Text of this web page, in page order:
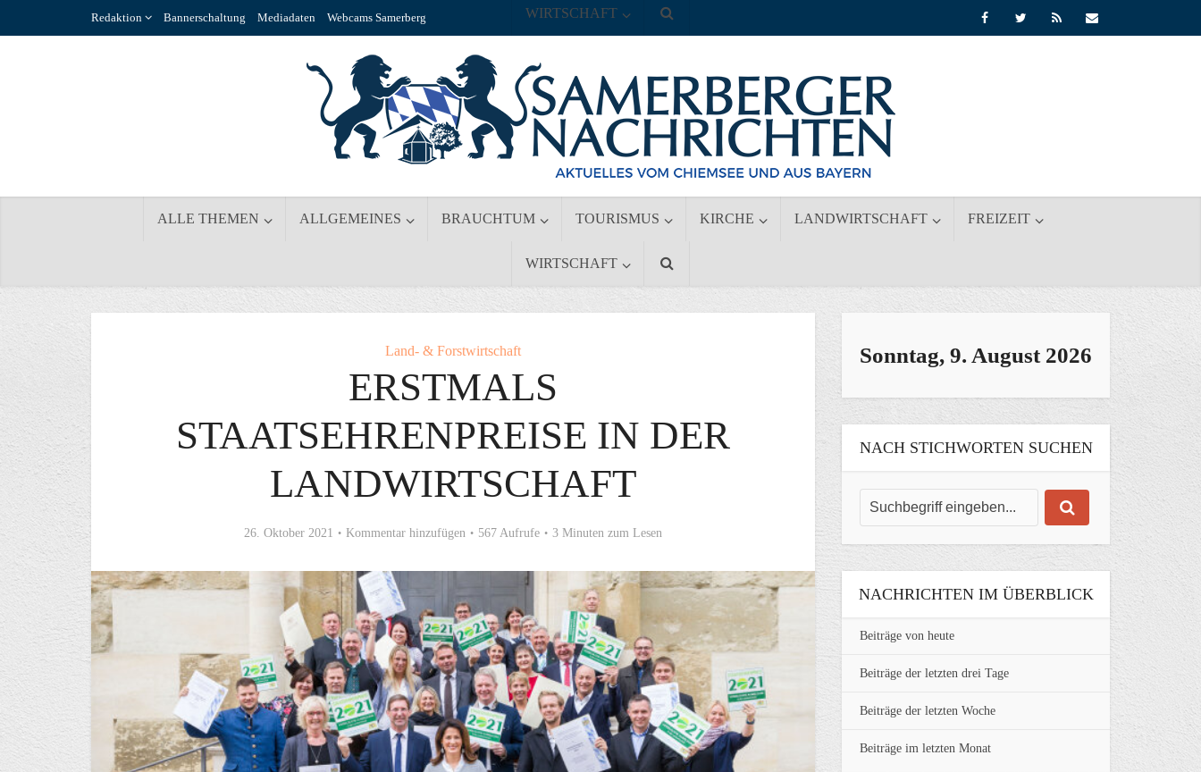
Redaktion Bannerschaltung Mediadaten Webcams Samerberg
ALLE THEMEN ALLGEMEINES BRAUCHTUM TOURISMUS KIRCHE LANDWIRTSCHAFT FREIZEIT
WIRTSCHAFT
WIRTSCHAFT
Land- & Forstwirtschaft
ERSTMALS
STAATSEHRENPREISE IN DER
LANDWIRTSCHAFT
26. Oktober 2021 Kommentar hinzufügen 567 Aufrufe 3 Minuten zum Lesen
Sonntag, 9. August 2026
NACH STICHWORTEN SUCHEN
NACHRICHTEN IM ÜBERBLICK
Beiträge von heute
Beiträge der letzten drei Tage
Beiträge der letzten Woche
Beiträge im letzten Monat